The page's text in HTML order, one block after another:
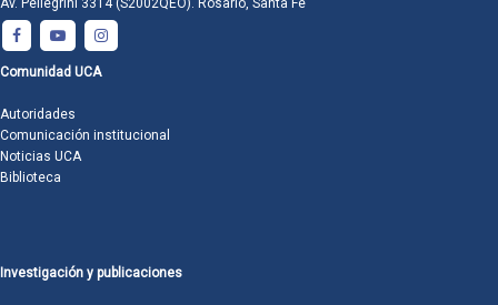
Comunidad UCA
Autoridades
Comunicación institucional
Noticias UCA
Biblioteca
Investigación y publicaciones